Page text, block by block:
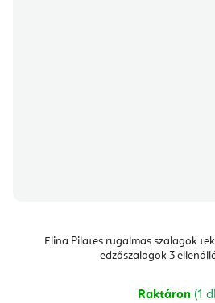
Elina Pilates rugalmas szalagok
edzőszalagok 3
Raktáron (1